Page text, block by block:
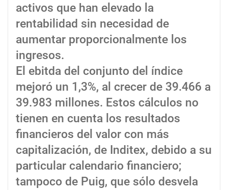
activos que han elevado la
rentabilidad sin necesidad de
aumentar proporcionalmente los
ingresos.
El ebitda del conjunto del índice
mejoró un 1,3%, al crecer de 39.466 a
39.983 millones. Estos cálculos no
tienen en cuenta los resultados
financieros del valor con más
capitalización, de Inditex, debido a su
particular calendario financiero;
tampoco de Puig, que sólo desvela